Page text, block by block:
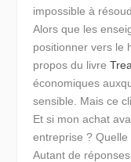
impossible à
Alors que les
positionner vers le
propos du livre
économiques
sensible. Mais ce
Et si mon achat
entreprise ?
Autant de